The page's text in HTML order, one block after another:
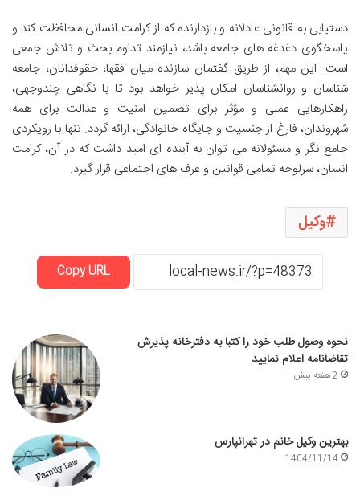
دستیابی به قانونی عادلانه و بازدارنده که از کرامت انسانی محافظت کند و
پاسخگوی دغدغه های جامعه باشد، نیازمند تداوم بحث و تلاش جمعی
است. این مهم، از طریق گفتمان سازنده میان فقها، حقوقدانان، جامعه
شناسان و روانشناسان امکان پذیر خواهد بود تا با نگاهی چندوجهی،
راهکارهایی عملی و مؤثر برای تضمین امنیت و عدالت برای همه
شهروندان، فارغ از جنسیت و جایگاه خانوادگی، ارائه گردد. تنها با رویکردی
جامع نگر و مسئولانه می توان به آینده ای امید داشت که در آن، کرامت
انسان، سرلوحه تمامی قوانین و عرف های اجتماعی قرار گیرد.
وکیل
Copy URL
نحوه وصول طلب خود را کتبا به دفترخانه پذیرش
تقاضانامه اعلام نمایید
2 هفته پیش
بهترین وکیل خانم در تهرانپارس
1404/11/14